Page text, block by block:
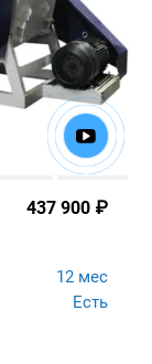
437 900 ₽
12 мес
Есть